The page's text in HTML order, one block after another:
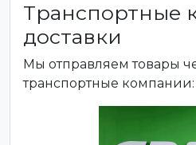
Транспортные
доставки
Мы отправляем товары
транспортные компании: